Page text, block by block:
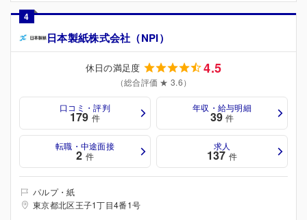
4
日本製紙株式会社（NPI）
休日の満足度 4.5
（総合評価 ★ 3.6）
口コミ・評判
179 件
年収・給与明細
39 件
転職・中途面接
2 件
求人
137 件
パルプ・紙
東京都北区王子1丁目4番1号